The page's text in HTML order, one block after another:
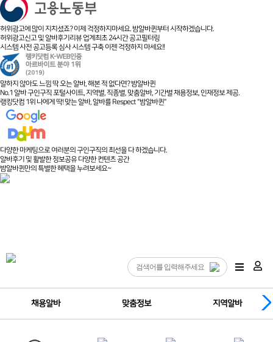
허위광고에 많이 지치셨죠? 이제 걱정하지마세요. 밤알바퀸부터 시작하겠습니다.
허위광고신고 및 알바후기리뷰 업계최초 24시간 공고필터링
시스템 사전 공고등록 심사 시스템 구축 이젠 걱정하지 마세요!!
말하지 않아도 느낌 딱 오는 알바, 해본 적 없다면? 밤알바퀸
No.1 알바 구인구직 포털사이트, 지역별, 직종별, 맞춤알바, 기간별 채용정보, 인재정보 제공.
랭킹닷컴 1위 나에게 딱! 맞는 알바, 알바를 Respect "밤알바퀸"
다양한 마케팅으로 여러분의 구인구직의 최선을 다 하겠습니다.
알바후기 및 활발한 정보공유 다양한 컨텐츠 공간
밤알바퀸만의 특별한 혜택을 누려보세요~
채용알바 맞춤정보 지역알바